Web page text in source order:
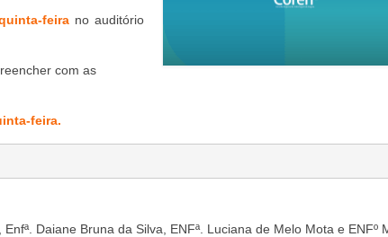
feirano auditório
com as
feira.
Daiane Bruna da Silva, ENFª. Luciana de Melo Mota e ENFº